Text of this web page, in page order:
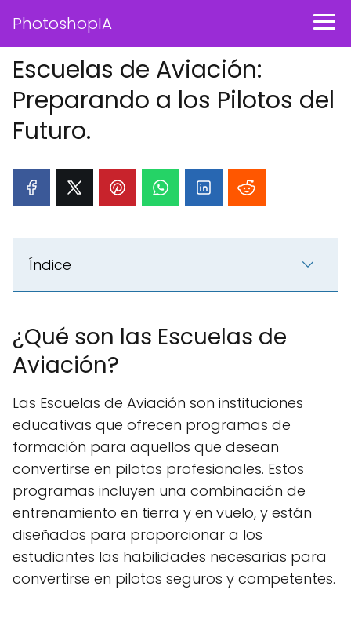
PhotoshopIA
Escuelas de Aviación:
Preparando a los Pilotos del
Futuro.
Índice
¿Qué son las Escuelas de
Aviación?
Las Escuelas de Aviación son instituciones
educativas que ofrecen programas de
formación para aquellos que desean
convertirse en pilotos profesionales. Estos
programas incluyen una combinación de
entrenamiento en tierra y en vuelo, y están
diseñados para proporcionar a los
estudiantes las habilidades necesarias para
convertirse en pilotos seguros y competentes.